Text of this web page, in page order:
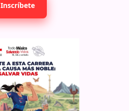
Inscríbete